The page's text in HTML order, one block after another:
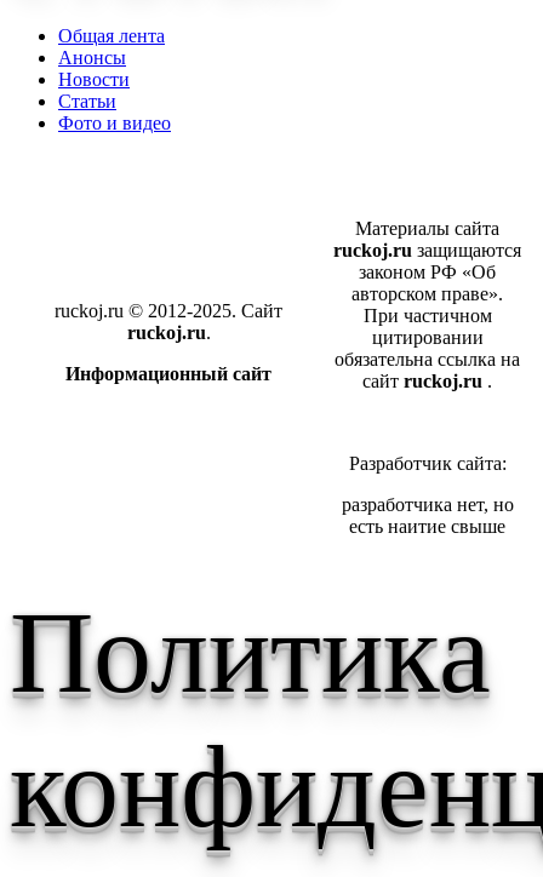
Общая лента
Анонсы
Новости
Статьи
Фото и видео
ruckoj.ru © 2012-2025. Сайт
ruckoj.ru.
Информационный сайт
Материалы сайта
ruckoj.ru защищаются
законом РФ «Об
авторском праве».
При частичном
цитировании
обязательна ссылка на
сайт ruckoj.ru .
Разработчик сайта:
разработчика нет, но
есть наитие свыше
Политика